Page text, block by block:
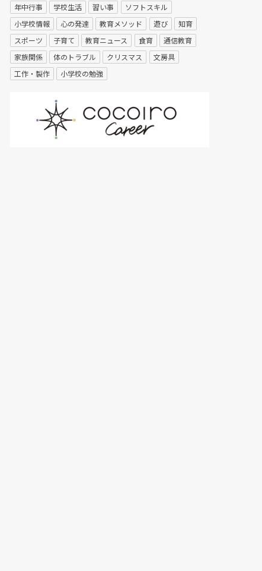
年中行事 学校生活 習い事
ソフトスキル
小学校情報
心の発達 教育メソッド 遊び
知育
スポーツ
子育て 教育ニュース 食育
通信教育
家族関係
体のトラブル クリスマス
文房具
工作・製作
小学校の勉強